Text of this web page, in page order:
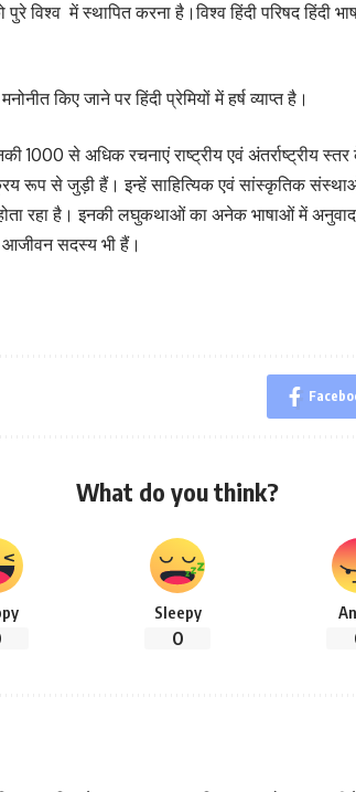
पुरे विश्व में स्थापित करना है।विश्व हिंदी परिषद
किए जाने पर हिंदी प्रेमियों में हर्ष व्याप्त है।
1000 से अधिक रचनाएं राष्ट्रीय एवं अंतर्राष्ट्रीय
से जुड़ी हैं। इन्हें साहित्यिक एवं सांस्कृतिक संस्थाओं
रहा है। इनकी लघुकथाओं का अनेक भाषाओं में अनुवाद
सदस्य भी हैं।
What do you think?
Sleepy
0